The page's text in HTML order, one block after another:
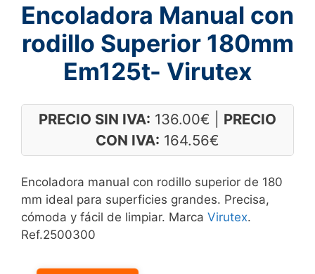
Encoladora Manual con
rodillo Superior 180mm
Em125t- Virutex
PRECIO SIN IVA: 136.00€
PRECIO
CON IVA: 164.56€
Encoladora manual con rodillo superior de 180
mm ideal para superficies grandes. Precisa,
cómoda y fácil de limpiar. Marca Virutex.
Ref.2500300